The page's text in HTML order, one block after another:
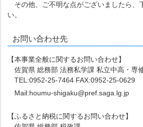
その他、ご不明な点がございましたら、
い。
お問い合わせ先
【本事業全般に関するお問い合わせ】
佐賀県 総務部 法務私学課 私立中高・専
TEL:0952-25-7464 FAX:0952-25-0629
Mail:houmu-shigaku@pref.saga.lg.jp
【ふるさと納税に関するお問い合わせ】